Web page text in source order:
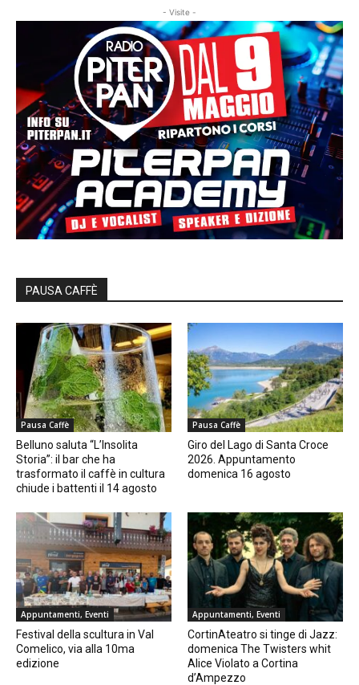
- Visite -
PAUSA CAFFÈ
Pausa Caffè
Belluno saluta “L’Insolita
Storia”: il bar che ha
trasformato il caffè in cultura
chiude i battenti il 14 agosto
Pausa Caffè
Giro del Lago di Santa Croce
2026. Appuntamento
domenica 16 agosto
Appuntamenti, Eventi
Festival della scultura in Val
Comelico, via alla 10ma
edizione
Appuntamenti, Eventi
CortinAteatro si tinge di Jazz:
domenica The Twisters whit
Alice Violato a Cortina
d’Ampezzo